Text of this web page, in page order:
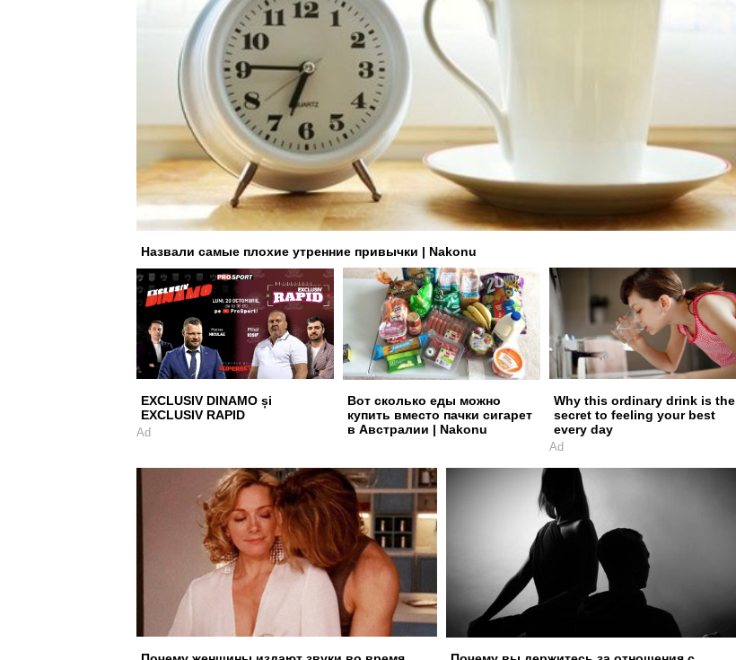
Назвали самые плохие утренние привычки | Nakonu
EXCLUSIV DINAMO și
EXCLUSIV RAPID
Ad
Вот сколько еды можно
купить вместо пачки сигарет
в Австралии | Nakonu
Why this ordinary drink is the
secret to feeling your best
every day
Ad